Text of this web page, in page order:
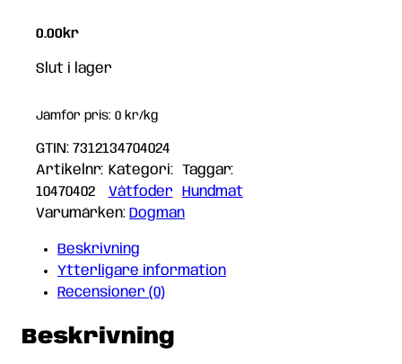
0.00kr
Slut i lager
Jämför pris: 0 kr/kg
GTIN: 7312134704024
Artikelnr:
10470402
Kategori:
Våtfoder
Taggar:
Hundmat
Varumärken: Dogman
Beskrivning
Ytterligare information
Recensioner (0)
Beskrivning